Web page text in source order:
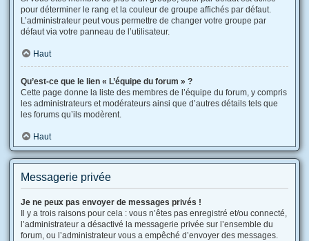
pour déterminer le rang et la couleur de groupe affichés par défaut.
L’administrateur peut vous permettre de changer votre groupe par
défaut via votre panneau de l’utilisateur.
Haut
Qu’est-ce que le lien « L’équipe du forum » ?
Cette page donne la liste des membres de l’équipe du forum, y compris
les administrateurs et modérateurs ainsi que d’autres détails tels que
les forums qu’ils modèrent.
Haut
Messagerie privée
Je ne peux pas envoyer de messages privés !
Il y a trois raisons pour cela : vous n’êtes pas enregistré et/ou connecté,
l’administrateur a désactivé la messagerie privée sur l’ensemble du
forum, ou l’administrateur vous a empêché d’envoyer des messages.